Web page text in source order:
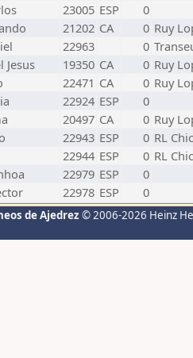
23005 ESP
0
21202 CA 0 Ruy
22963 0
Jesus 19350 CA 0 Ruy
22471 CA 0 Ruy
22924 ESP
0
20497 CA 0 Ruy
22943 ESP 0 RL
22944 ESP 0 RL
22979 ESP
0
22978 ESP 0
de Ajedrez © 2006-2026 Heinz